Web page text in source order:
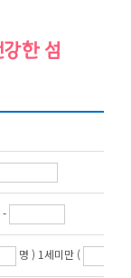
한 섬
-
명 ) 1세미만 (